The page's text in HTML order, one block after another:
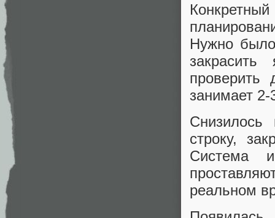
Нужно
закрасить
проверить
занимает 2-
Снизилось
строку,
Система
реальном